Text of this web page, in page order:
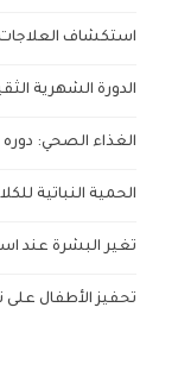
استكشاف العلاجات
الدورة الشهرية
الغذاء الصحي:
الحمية النباتية
تغير البشرة عند
تحفيز الأطفال على